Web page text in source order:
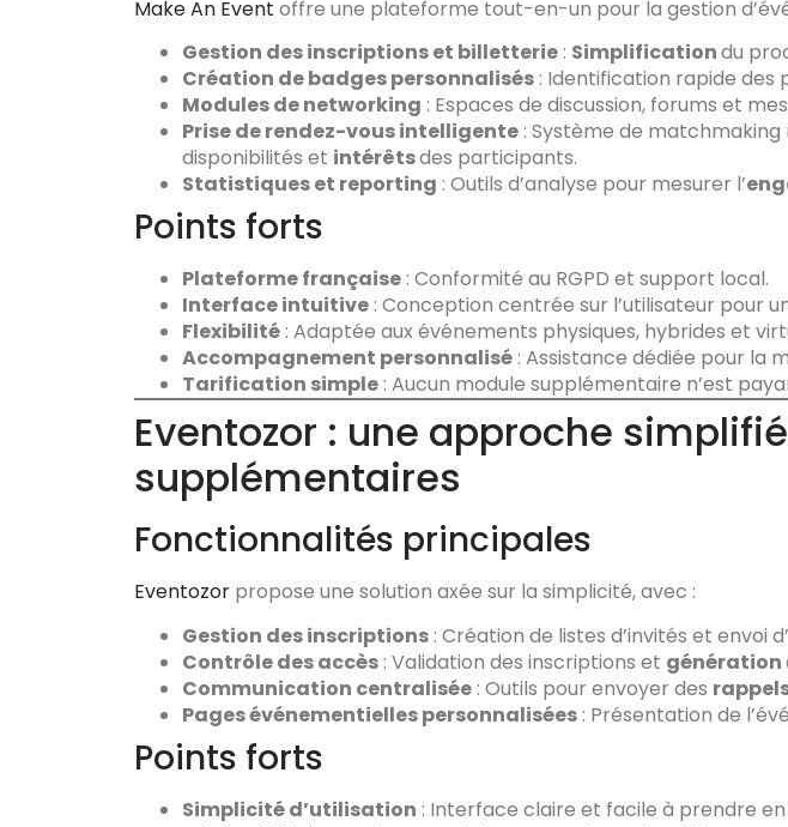
Make An Event offre une plateforme tout-en-un pour la gestion
Gestion des inscriptions et billetterie : Simplificationdu
Création de badges personnalisés : Identification rapide des
Modules de networking : Espaces de discussion, forums et
Prise de rendez-vous intelligente : Système de
disponibilités et intérêtsdes participants.
Statistiques et reporting : Outils d’analyse pour mesurer l’
Points forts
Plateforme française : Conformité au RGPD et support local.
Interface intuitive : Conception centrée sur l’utilisateur pour
Flexibilité : Adaptée aux événements physiques, hybrides et
Accompagnement personnalisé : Assistance dédiée pour la
Tarification simple : Aucun module supplémentaire n’est
Eventozor : une approche
supplémentaires
Fonctionnalités principales
Eventozor propose une solution axée sur la simplicité, avec :
Gestion des inscriptions : Création de listes d’invités et envoi
Contrôle des accès : Validation des inscriptions et génération
Communication centralisée : Outils pour envoyer des
Pages événementielles personnalisées : Présentation de
Points forts
Simplicité d’utilisation : Interface claire et facile à prendre en